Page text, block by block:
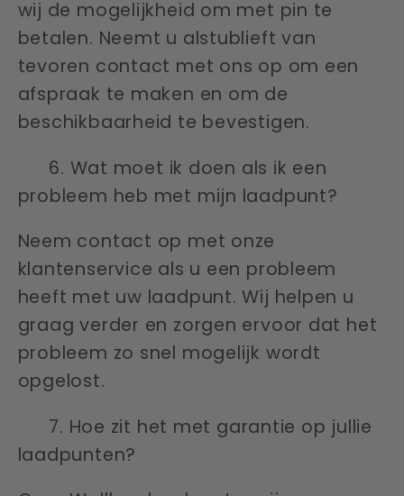
wij de mogelijkheid om met pin te
betalen. Neemt u alstublieft van
tevoren contact met ons op om een
afspraak te maken en om de
beschikbaarheid te bevestigen.
6. Wat moet ik doen als ik een
probleem heb met mijn laadpunt?
Neem contact op met onze
klantenservice als u een probleem
heeft met uw laadpunt. Wij helpen u
graag verder en zorgen ervoor dat het
probleem zo snel mogelijk wordt
opgelost.
7. Hoe zit het met garantie op jullie
laadpunten?